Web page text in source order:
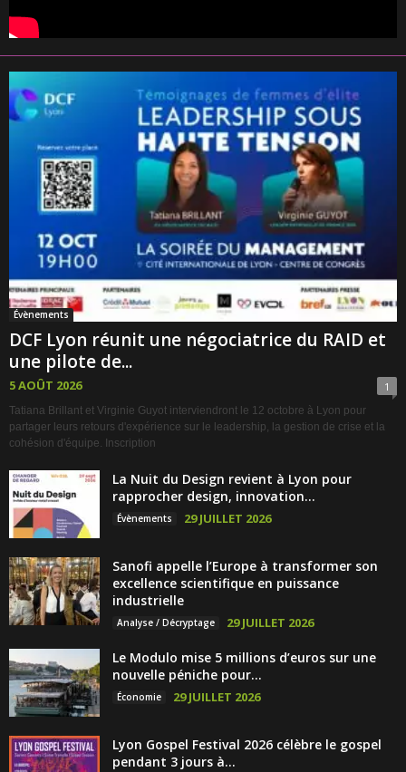
Évènements
DCF Lyon réunit une négociatrice du RAID et
une pilote de...
5 AOÛT 2026 1
Tatiana Brillant et Virginie Guyot interviendront le 12 octobre à Lyon pour
partager leurs retours d'expérience sur le leadership, la gestion de crise et la
cohésion d'équipe. Inscription
La Nuit du Design revient à Lyon pour
rapprocher design, innovation...
Évènements 29 JUILLET 2026
Sanofi appelle l’Europe à transformer son
excellence scientifique en puissance
industrielle
Analyse / Décryptage 29 JUILLET 2026
Le Modulo mise 5 millions d’euros sur une
nouvelle péniche pour...
Économie 29 JUILLET 2026
Lyon Gospel Festival 2026 célèbre le gospel
pendant 3 jours à...